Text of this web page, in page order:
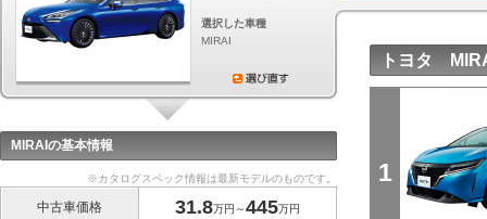
選択した車種
MIRAI
MIRAIの基本情報
※カタログスペック情報は最新モデルのものです。
中古車価格 31.8万円～445万円
トヨタ
1